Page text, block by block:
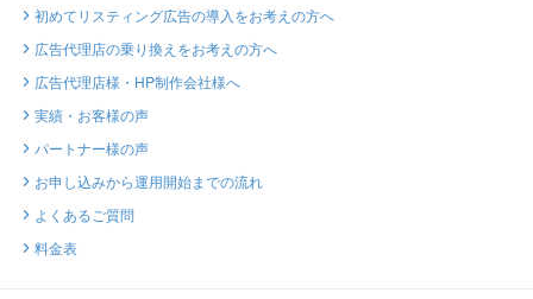
初めてリスティング広告の導入をお考えの方へ
広告代理店の乗り換えをお考えの方へ
広告代理店様・HP制作会社様へ
実績・お客様の声
パートナー様の声
お申し込みから運用開始までの流れ
よくあるご質問
料金表